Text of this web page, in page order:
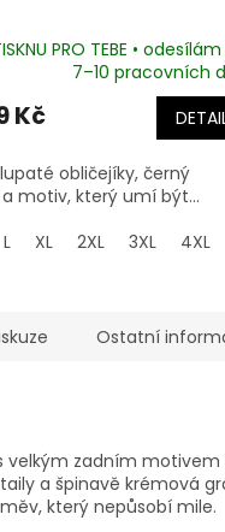
PRO TEBE •
7–10 pracovních
Kč
obličejíky, černý
motiv, který umí být...
L XL 2XL 3XL 4XL
Ostatní
velkým zadním
a špinavě krémová
který nepůsobí mile.